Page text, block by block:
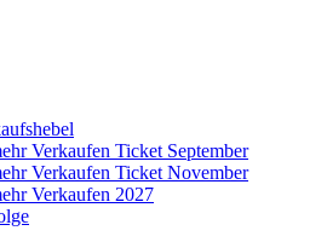
Verkaufen Ticket September
Verkaufen Ticket November
Verkaufen 2027